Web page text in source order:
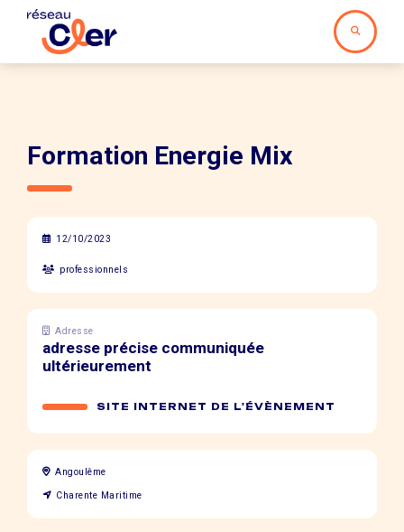
Formation Energie Mix
12/10/2023
professionnels
Adresse
adresse précise communiquée
ultérieurement
SITE INTERNET DE L'ÉVÈNEMENT
Angoulême
Charente Maritime